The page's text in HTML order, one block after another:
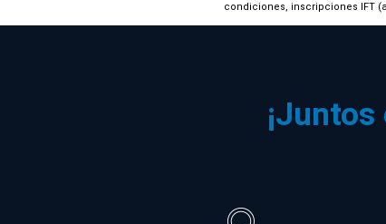
6 meses van por nuestra cuenta
condiciones, inscripciones IFT